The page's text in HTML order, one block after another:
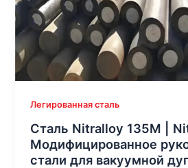
Легированная сталь
Сталь Nitralloy 135M |
Модифицированное
стали для вакуумной